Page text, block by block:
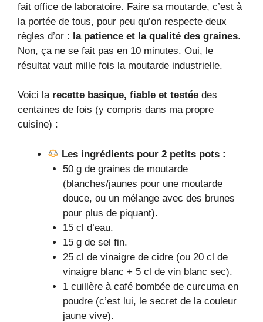
fait office de laboratoire. Faire sa moutarde, c’est à
la portée de tous, pour peu qu’on respecte deux
règles d’or : la patience et la qualité des graines.
Non, ça ne se fait pas en 10 minutes. Oui, le
résultat vaut mille fois la moutarde industrielle.
Voici la recette basique, fiable et testée des
centaines de fois (y compris dans ma propre
cuisine) :
Les ingrédients pour 2 petits pots :
50 g de graines de moutarde
(blanches/jaunes pour une moutarde
douce, ou un mélange avec des brunes
pour plus de piquant).
15 cl d’eau.
15 g de sel fin.
25 cl de vinaigre de cidre (ou 20 cl de
vinaigre blanc + 5 cl de vin blanc sec).
1 cuillère à café bombée de curcuma en
poudre (c’est lui, le secret de la couleur
jaune vive).